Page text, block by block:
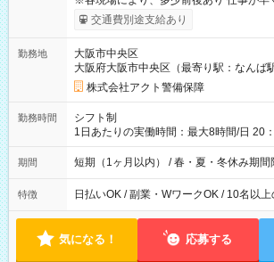
証されます。 【試用期間】試用期間なし
交通費別途支給あり
勤務地
大阪市中央区
大阪府大阪市中央区（最寄り駅：なんば駅
株式会社アクト警備保障
勤務時間
シフト制
1日あたりの実働時間：最大8時間/日 20
1h） ※現場により開始時間が異なる場合
期間 短期（1ヶ月以内） / 春・夏・冬休み期間
特徴 日払いOK / 副業・WワークOK / 10名以
気になる！ 応募する